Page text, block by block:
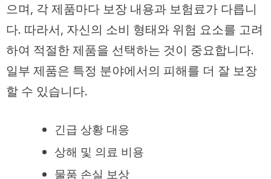
으며, 각 제품마다 보장 내용과 보험료가 다릅니
다. 따라서, 자신의 소비 형태와 위험 요소를 고려
하여 적절한 제품을 선택하는 것이 중요합니다.
일부 제품은 특정 분야에서의 피해를 더 잘 보장
할 수 있습니다.
긴급 상황 대응
상해 및 의료 비용
물품 손실 보상